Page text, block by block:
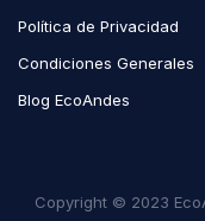
Política de Privacidad
Condiciones Generales
Blog EcoAndes
Copyright © 2023